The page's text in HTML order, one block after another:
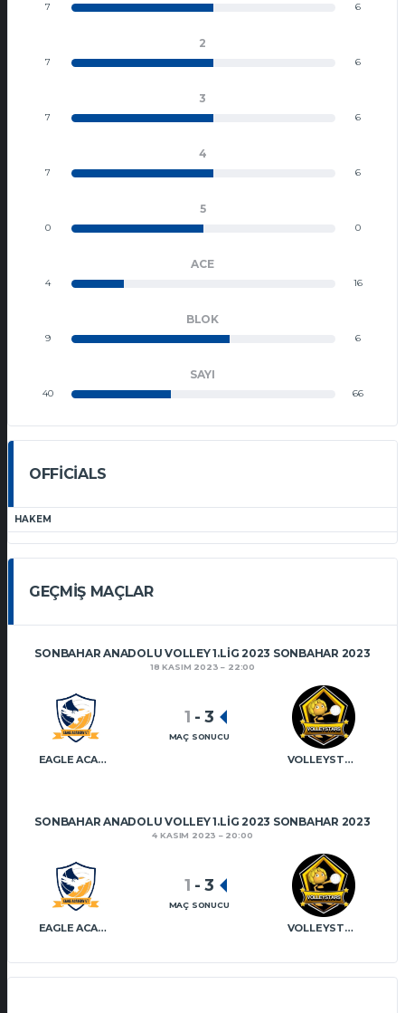
7 6
2
7 6
3
7 6
4
7 6
5
0 0
ACE
4 16
BLOK
9 6
SAYI
40 66
OFFICIALS
HAKEM
GEÇMIŞ MAÇLAR
SONBAHAR ANADOLU VOLLEY 1.LIG 2023 SONBAHAR 2023
18 KASIM 2023 22:00
EAGLE ACADEMY VT VOLLEYSTARS VT
1 - 3
MAÇ SONUCU
SONBAHAR ANADOLU VOLLEY 1.LIG 2023 SONBAHAR 2023
4 KASIM 2023 20:00
EAGLE ACADEMY VT VOLLEYSTARS VT
1 - 3
MAÇ SONUCU